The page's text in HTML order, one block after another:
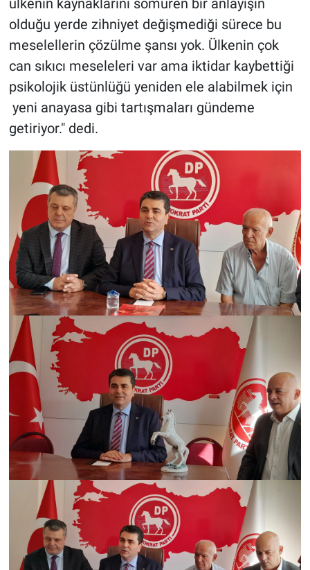
ülkenin kaynaklarını sömüren bir anlayışın
olduğu yerde zihniyet değişmediği sürece bu
meselellerin çözülme şansı yok. Ülkenin çok
can sıkıcı meseleleri var ama iktidar kaybettiği
psikolojik üstünlüğü yeniden ele alabilmek için
yeni anayasa gibi tartışmaları gündeme
getiriyor." dedi.